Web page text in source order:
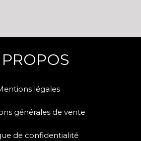
légales
générales de vente
de confidentialité